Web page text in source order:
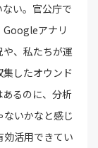
い。官公庁で
Googleアナリ
、私たちが運
したオウンド
るのに、分析
いかなと感じ
効活用できてい